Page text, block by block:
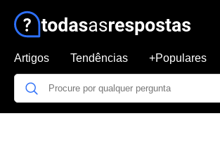
Artigos Tendências +Populares